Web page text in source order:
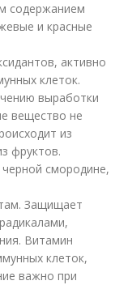
содержанием
и красные
активно
клеток.
выработки
вещество не
из
фруктов.
смородине,
Защищает
Витамин
клеток,
важно при